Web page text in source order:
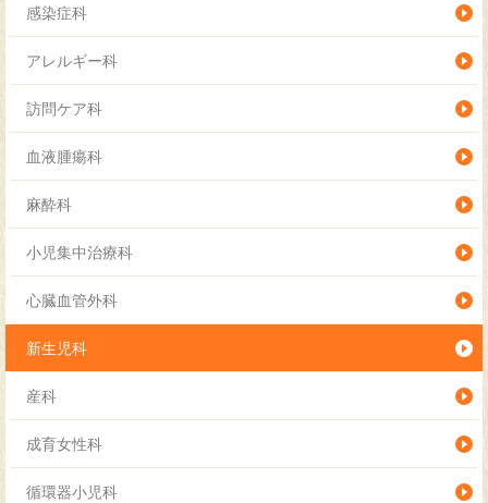
感染症科
アレルギー科
訪問ケア科
血液腫瘍科
麻酔科
小児集中治療科
心臓血管外科
新生児科
産科
成育女性科
循環器小児科